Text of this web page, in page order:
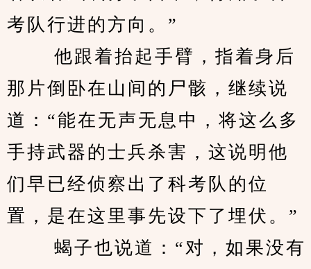
考队行进的方向。”
那片倒卧在山间的尸骸，继续说
道：“能在无声无息中，将这么多
手持武器的士兵杀害，这说明他
们早已经侦察出了科考队的位
置，是在这里事先设下了埋伏。”